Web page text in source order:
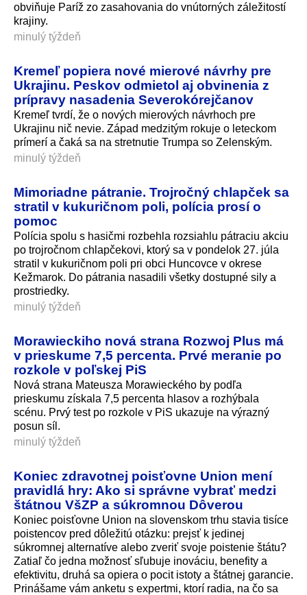
obviňuje Paríž zo zasahovania do vnútorných záležitostí
krajiny.
minulý týždeň
Kremeľ popiera nové mierové návrhy pre
Ukrajinu. Peskov odmietol aj obvinenia z
prípravy nasadenia Severokórejčanov
Kremeľ tvrdí, že o nových mierových návrhoch pre
Ukrajinu nič nevie. Západ medzitým rokuje o leteckom
prímerí a čaká sa na stretnutie Trumpa so Zelenským.
minulý týždeň
Mimoriadne pátranie. Trojročný chlapček sa
stratil v kukuričnom poli, polícia prosí o
pomoc
Polícia spolu s hasičmi rozbehla rozsiahlu pátraciu akciu
po trojročnom chlapčekovi, ktorý sa v pondelok 27. júla
stratil v kukuričnom poli pri obci Huncovce v okrese
Kežmarok. Do pátrania nasadili všetky dostupné sily a
prostriedky.
minulý týždeň
Morawieckiho nová strana Rozwoj Plus má
v prieskume 7,5 percenta. Prvé meranie po
rozkole v poľskej PiS
Nová strana Mateusza Morawieckého by podľa
prieskumu získala 7,5 percenta hlasov a rozhýbala
scénu. Prvý test po rozkole v PiS ukazuje na výrazný
posun síl.
minulý týždeň
Koniec zdravotnej poisťovne Union mení
pravidlá hry: Ako si správne vybrať medzi
štátnou VšZP a súkromnou Dôverou
Koniec poisťovne Union na slovenskom trhu stavia tisíce
poistencov pred dôležitú otázku: prejsť k jedinej
súkromnej alternatíve alebo zveriť svoje poistenie štátu?
Zatiaľ čo jedna možnosť sľubuje inováciu, benefity a
efektivitu, druhá sa opiera o pocit istoty a štátnej garancie.
Prinášame vám anketu s expertmi, ktorí radia, na čo sa